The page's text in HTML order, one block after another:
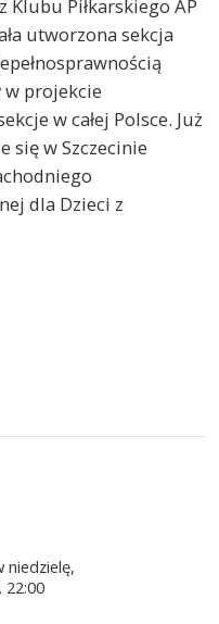
Klubu Piłkarskiego AP
utworzona sekcja
projekcie
w całej Polsce. Już
się w Szczecinie
dla Dzieci z
niedzielę,
22:00